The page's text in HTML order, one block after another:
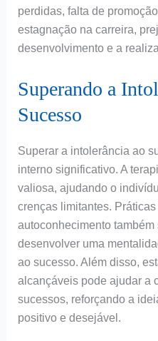
perdidas, falta de
estagnação na carreira,
desenvolvimento e a
Superando a
Sucesso
Superar a intolerância ao
interno significativo. A
valiosa, ajudando o
crenças limitantes.
autoconhecimento
desenvolver uma
ao sucesso. Além disso,
alcançáveis pode ajudar a
sucessos, reforçando a
positivo e desejável.